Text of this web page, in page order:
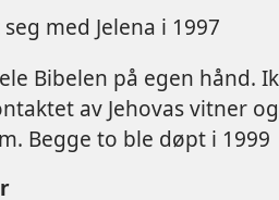
med Jelena i 1997
Bibelen på egen hånd.
av Jehovas vitner
Begge to ble døpt i 1999